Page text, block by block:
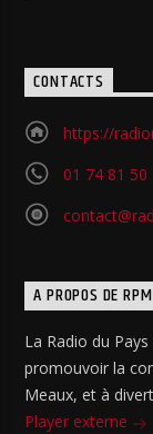
CONTACTS
https://
01 74 81 50
A PROPOS DE RPM
La Radio du
promouvoir la
Meaux, et à
Player externe